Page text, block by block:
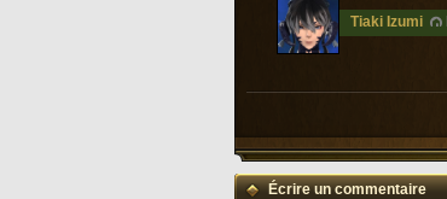
Tiaki Izumi
Écrire un commentaire